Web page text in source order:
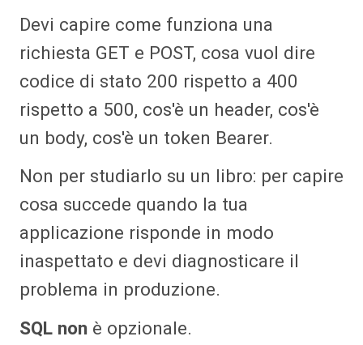
Devi capire come funziona una
richiesta GET e POST, cosa vuol dire
codice di stato 200 rispetto a 400
rispetto a 500, cos'è un header, cos'è
un body, cos'è un token Bearer.
Non per studiarlo su un libro: per capire
cosa succede quando la tua
applicazione risponde in modo
inaspettato e devi diagnosticare il
problema in produzione.
SQL non è opzionale.